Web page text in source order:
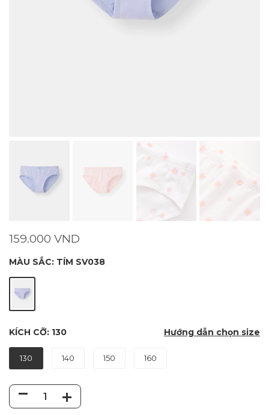
159.000 VND
MÀU SẮC: TÍM SV038
KÍCH CỠ: 130 Hướng dẫn chọn size
130 140 150 160